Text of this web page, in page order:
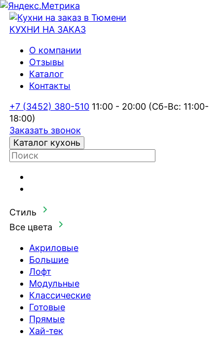
КУХНИ НАЗАКАЗ
О компании
Отзывы
Каталог
Контакты
+7 (3452) 380-510 11:00 - 20:00 (Сб-Вс: 11:00-
18:00)
Заказать звонок
Каталог кухонь
Стиль
Все цвета
Акриловые
Большие
Лофт
Модульные
Классические
Готовые
Прямые
Хай-тек